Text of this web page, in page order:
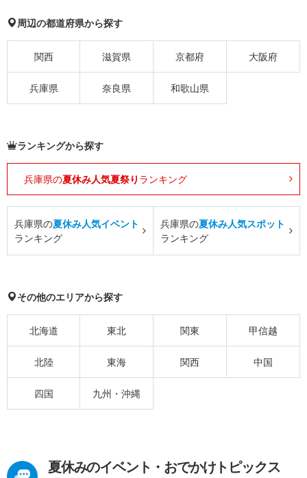
周辺の都道府県から探す
関西 滋賀県 京都府 大阪府
兵庫県 奈良県 和歌山県
ランキングから探す
兵庫県の夏休み人気夏祭り ランキング
兵庫県の夏休み人気イベント
ランキング
兵庫県の夏休み人気スポット
ランキング
その他のエリアから探す
北海道 東北 関東 甲信越
北陸 東海 関西 中国
四国 九州・沖縄
夏休みのイベント・おでかけトピックス